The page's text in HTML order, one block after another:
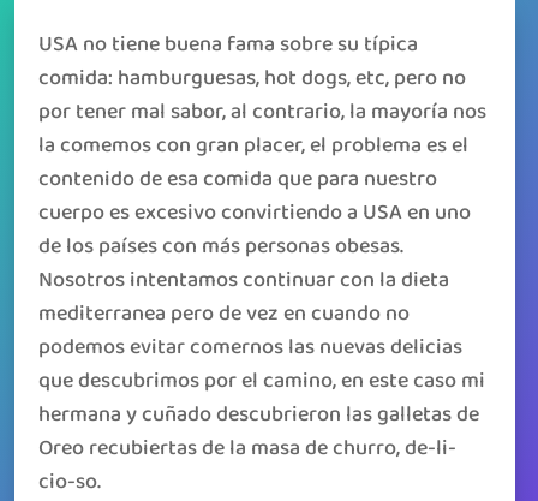
USA no tiene buena fama sobre su típica
comida: hamburguesas, hot dogs, etc, pero no
por tener mal sabor, al contrario, la mayoría nos
la comemos con gran placer, el problema es el
contenido de esa comida que para nuestro
cuerpo es excesivo convirtiendo a USA en uno
de los países con más personas obesas.
Nosotros intentamos continuar con la dieta
mediterranea pero de vez en cuando no
podemos evitar comernos las nuevas delicias
que descubrimos por el camino, en este caso mi
hermana y cuñado descubrieron las galletas de
Oreo recubiertas de la masa de churro, de-li-
cio-so.